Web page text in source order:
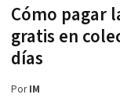
Cómo pagar
gratis en
días
PorIM